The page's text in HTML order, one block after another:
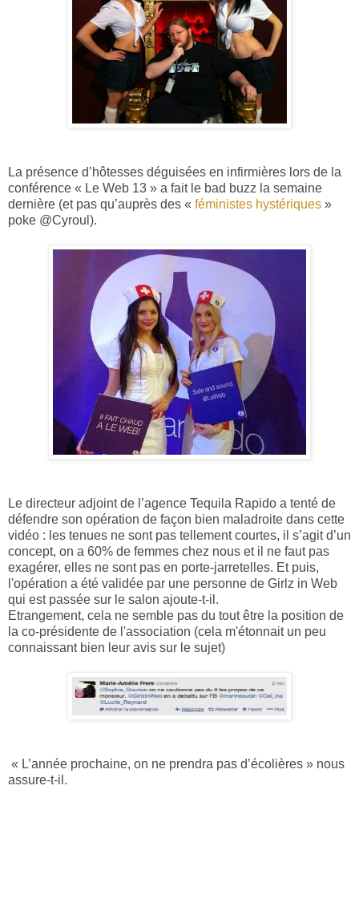
La présence d’hôtesses déguisées en infirmières lors de la
conférence « Le Web 13 » a fait le bad buzz la semaine
dernière (et pas qu’auprès des « féministes hystériques »
poke @Cyroul).
Le directeur adjoint de l’agence Tequila Rapido a tenté de
défendre son opération de façon bien maladroite dans cette
vidéo : les tenues ne sont pas tellement courtes, il s’agit d’un
concept, on a 60% de femmes chez nous et il ne faut pas
exagérer, elles ne sont pas en porte-jarretelles. Et puis,
l'opération a été validée par une personne de Girlz in Web
qui est passée sur le salon ajoute-t-il.
Etrangement, cela ne semble pas du tout être la position de
la co-présidente de l'association (cela m'étonnait un peu
connaissant bien leur avis sur le sujet)
« L’année prochaine, on ne prendra pas d’écolières » nous
assure-t-il.